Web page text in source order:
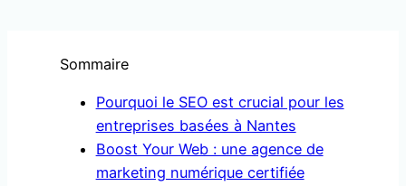
Sommaire
Pourquoi le SEO est crucial pour les
entreprises basées à Nantes
Boost Your Web : une agence de
marketing numérique certifiée